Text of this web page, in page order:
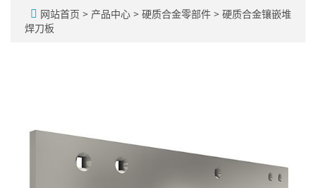
网站首页 > 产品中心 > 硬质合金零部件 > 硬质合金镶嵌堆
焊刀板